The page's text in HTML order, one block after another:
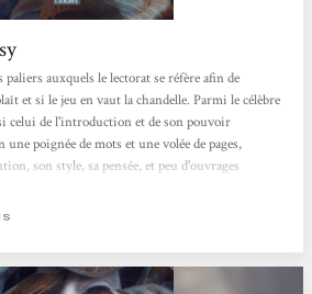
auxquels le lectorat se réfère afin de
et si le jeu en vaut la chandelle. Parmi le célèbre
celui de l'introduction et de son pouvoir
poignée de mots et une volée de pages,
son style, sa pensée, et peu d'ouvrages
le sixième roman de Martine Desjardins,